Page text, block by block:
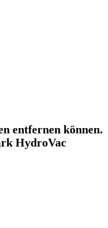
entfernen können.
HydroVac